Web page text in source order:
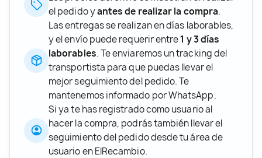
el pedido yantes de realizar la compra.
Las entregas se realizan en días laborables,
y el envío puede requerir entre1 y 3 días
laborables. Te enviaremos un tracking del
transportista para que puedas llevar el
mejor seguimiento del pedido. Te
mantenemos informado por WhatsApp.
Si ya te has registrado como usuario al
hacer la compra, podrás también llevar el
seguimiento del pedido desde tu área de
usuario en ElRecambio.